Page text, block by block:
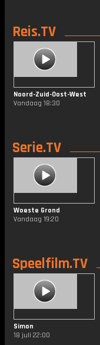
Reis.TV
Noord-Zuid-Oost-West
Vandaag 18:30
Serie.TV
Woeste Grond
Vandaag 19:20
Speelfilm.TV
Simon
18 juli 22:00